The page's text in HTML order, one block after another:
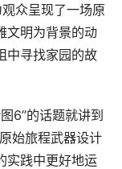
众呈现了一场原
文明为背景的动
中寻找家园的故
6”的话题就讲到
始旅程武器设计
实践中更好地运